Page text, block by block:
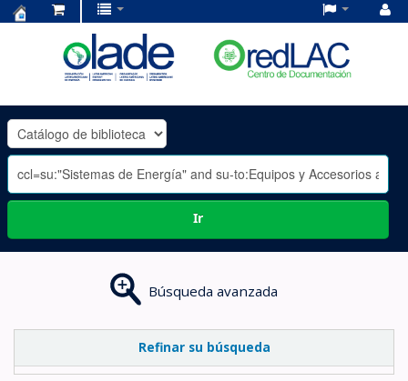
OLADE
-
Ir
Búsqueda avanzada
Refinar su búsqueda